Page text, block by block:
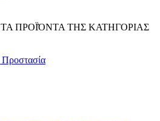
ΠΡΟΪΌΝΤΑ ΤΗΣ ΚΑΤΗΓΟΡΙΑΣ
Προστασία